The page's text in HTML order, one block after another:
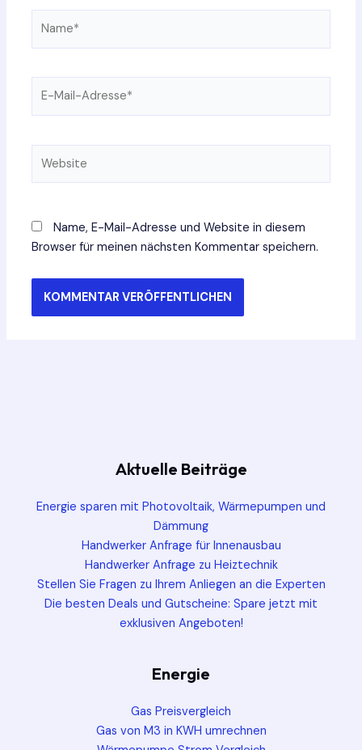
Name, E-Mail-Adresse und Website in diesem
Browser für meinen nächsten Kommentar speichern.
Aktuelle Beiträge
Energie sparen mit Photovoltaik, Wärmepumpen und
Dämmung
Handwerker Anfrage für Innenausbau
Handwerker Anfrage zu Heiztechnik
Stellen Sie Fragen zu Ihrem Anliegen an die Experten
Die besten Deals und Gutscheine: Spare jetzt mit
exklusiven Angeboten!
Energie
Gas Preisvergleich
Gas von M3 in KWH umrechnen